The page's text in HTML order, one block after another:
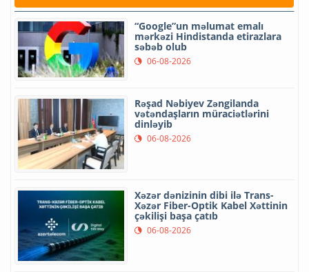
“Google”un məlumat emalı
mərkəzi Hindistanda etirazlara
səbəb olub
06-08-2026
Rəşad Nəbiyev Zəngilanda
vətəndaşların müraciətlərini
dinləyib
06-08-2026
Xəzər dənizinin dibi ilə Trans-
Xəzər Fiber-Optik Kabel Xəttinin
çəkilişi başa çatıb
06-08-2026